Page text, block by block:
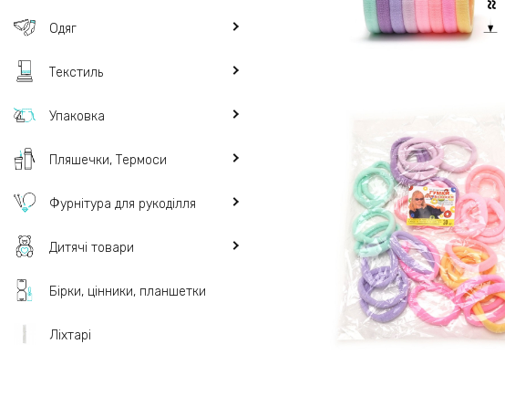
Одяг
Текстиль
Упаковка
Пляшечки, Термоси
Фурнітура для рукоділля
Дитячі товари
Бірки, цінники, планшетки
Ліхтарі